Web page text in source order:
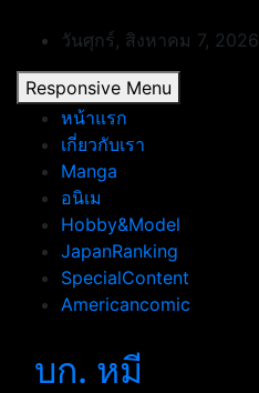
content
วันศุกร์, สิงหาคม 7, 2026
Responsive Menu
หน้าแรก
เกี่ยวกับเรา
Manga
อนิเม
Hobby&Model
JapanRanking
SpecialContent
Americancomic
บก. หมี